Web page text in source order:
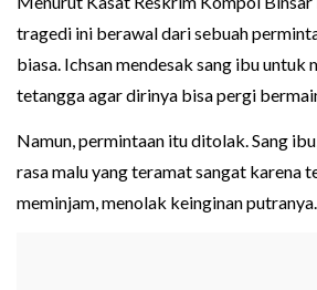
tragedi ini berawal dari sebuah
biasa. Ichsan mendesak sang ibu
tetangga agar dirinya bisa pergi
Namun, permintaan itu ditolak. Sang
rasa malu yang teramat sangat karena
meminjam, menolak keinginan putranya.